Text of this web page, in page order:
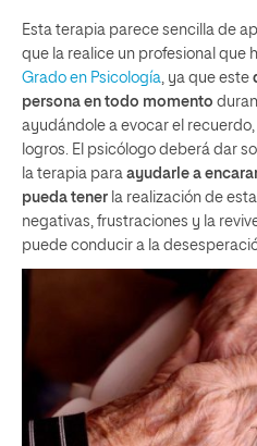
Esta terapia parece sencilla de
que la realice un profesional que
Grado en Psicología, ya que este
persona en todo momento
ayudándole a evocar el
logros. El psicólogo deberá dar
la terapia para ayudarle a
pueda tener la realización de
negativas, frustraciones y la
puede conducir a la